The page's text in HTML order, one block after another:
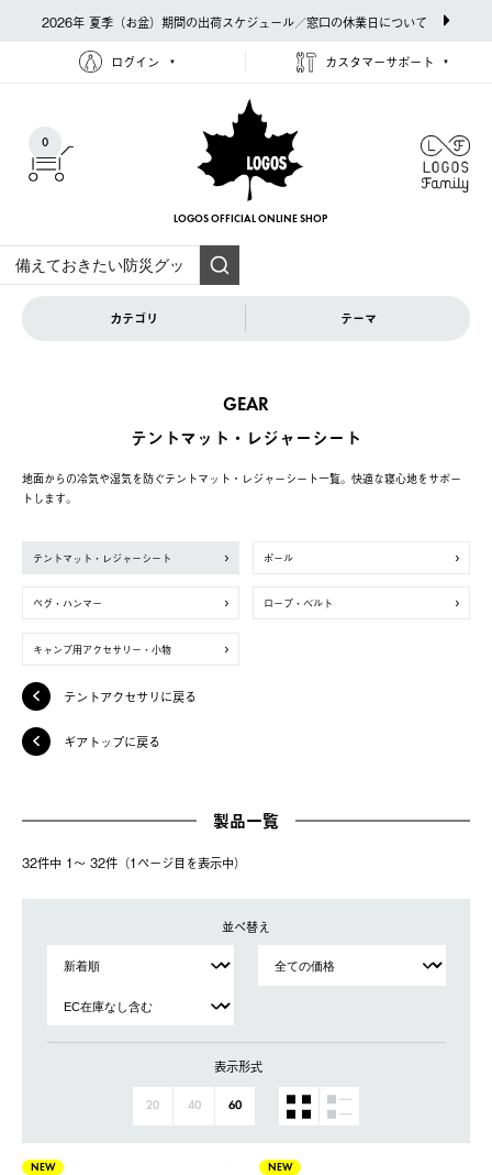
2026年 夏季（お盆）期間の出荷スケジュール／窓口の休業日について
ログイン カスタマーサポート
0
LOGOS OFFICIAL ONLINE SHOP
カテゴリ テーマ
GEAR
テントマット・レジャーシート
地面からの冷気や湿気を防ぐテントマット・レジャーシート一覧。快適な寝心地をサポー
トします。
テントマット・レジャーシート ポール
ペグ・ハンマー ロープ・ベルト
キャンプ用アクセサリー・小物
テントアクセサリに戻る
ギアトップに戻る
製品一覧
32件中 1〜 32件（1ページ⽬を表⽰中）
並べ替え
表示形式
20 40 60
NEW NEW